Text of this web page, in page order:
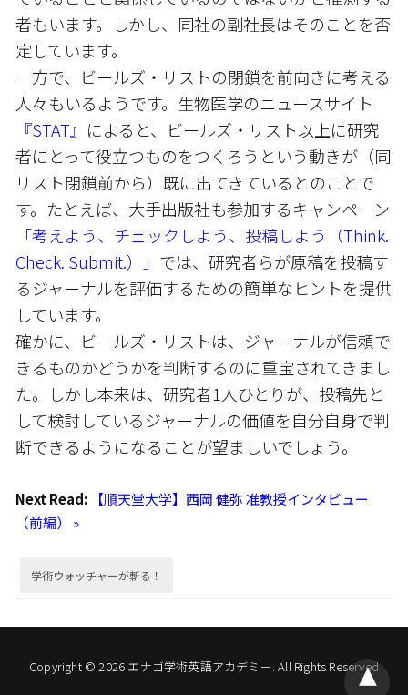
者もいます。しかし、同社の副社長はそのことを否
定しています。
一方で、ビールズ・リストの閉鎖を前向きに考える
人々もいるようです。生物医学のニュースサイト
『STAT』 によると、ビールズ・リスト以上に研究
者にとって役立つものをつくろうという動きが（同
リスト閉鎖前から）既に出てきているとのことで
す。たとえば、大手出版社も参加するキャンペーン
「考えよう、チェックしよう、投稿しよう（Think.
Check. Submit.）」 では、研究者らが原稿を投稿す
るジャーナルを評価するための簡単なヒントを提供
しています。
確かに、ビールズ・リストは、ジャーナルが信頼で
きるものかどうかを判断するのに重宝されてきまし
た。しかし本来は、研究者1人ひとりが、投稿先と
して検討しているジャーナルの価値を自分自身で判
断できるようになることが望ましいでしょう。
Next Read:
【順天堂大学】西岡 健弥 准教授インタビュー
（前編） »
学術ウォッチャーが斬る！
Copyright © 2026 エナゴ学術英語アカデミー. All Rights Reserved